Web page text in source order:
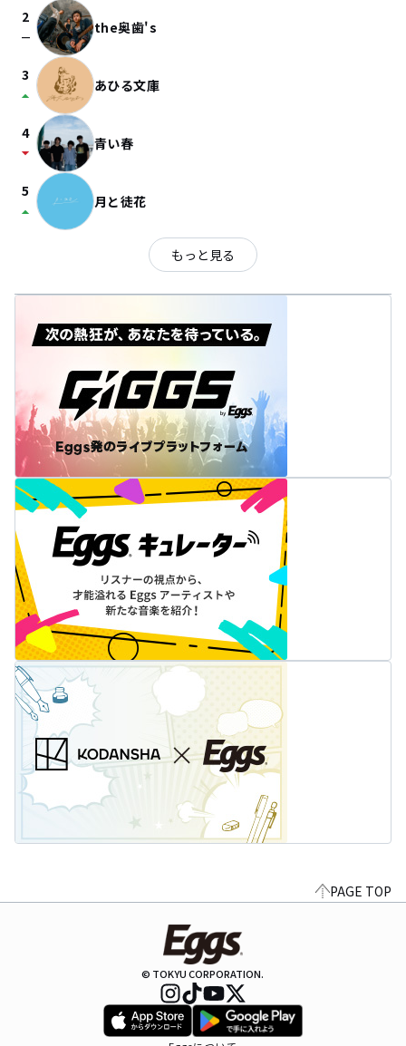
2
check_indeterminate_small the奥歯's
3
arrow_drop_up あひる文庫
4
arrow_drop_down 青い春
5
arrow_drop_up 月と徒花
もっと見る
PAGE TOP
© TOKYU CORPORATION.